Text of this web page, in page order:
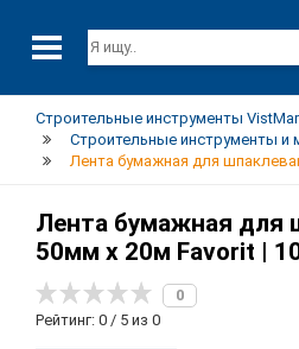
Строительные инструменты
Строительные инструменты и
Лента бумажная для
Лента бумажная для
50мм х 20м Favorit |
0
Рейтинг: 0 / 5 из 0